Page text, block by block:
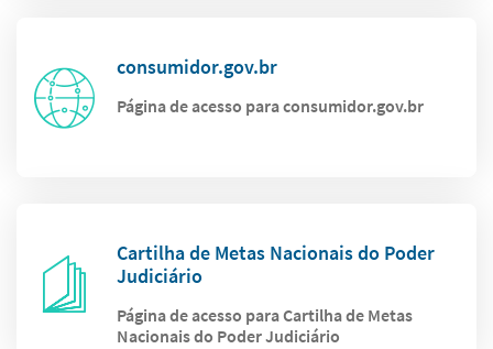
consumidor.gov.br
Página de acesso para consumidor.gov.br
Cartilha de Metas Nacionais do Poder
Judiciário
Página de acesso para Cartilha de Metas
Nacionais do Poder Judiciário